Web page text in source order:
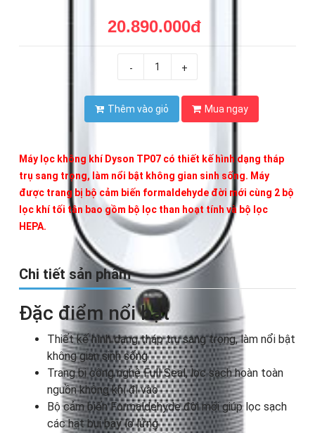
20.890.000đ
- +
Thêm vào giỏ Mua ngay
Máy lọc không khí Dyson TP07 có thiết kế hình dạng tháp
trụ sang trọng, làm nổi bật không gian sinh sống. Máy
được trang bị bộ cảm biến formaldehyde đời mới cùng 2 bộ
lọc khí tối tân bao gồm bộ lọc than hoạt tính và bộ lọc
HEPA.
Chi tiết sản phẩm
Đặc điểm nổi bật
Thiết kế hình dạng tháp trụ sang trọng, làm nổi bật
không gian sinh sống
Trang bị công nghệ Full Seal, lọc sạch hoàn toàn
nguồn không khí đi vào
Bộ cảm biến Formaldehyde đời mới giúp lọc sạch
các hạt bụi bay lơ lửng